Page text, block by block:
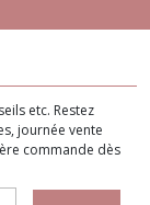
etc. Restez
journée vente
commande dès